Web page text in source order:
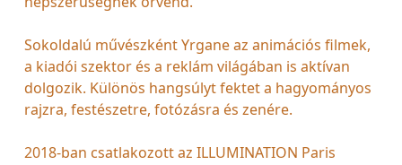
Sokoldalú művészként Yrgane az animációs filmek,
a kiadói szektor és a reklám világában is aktívan
dolgozik. Különös hangsúlyt fektet a hagyományos
rajzra, festészetre, fotózásra és zenére.
2018-ban csatlakozott az ILLUMINATION Paris